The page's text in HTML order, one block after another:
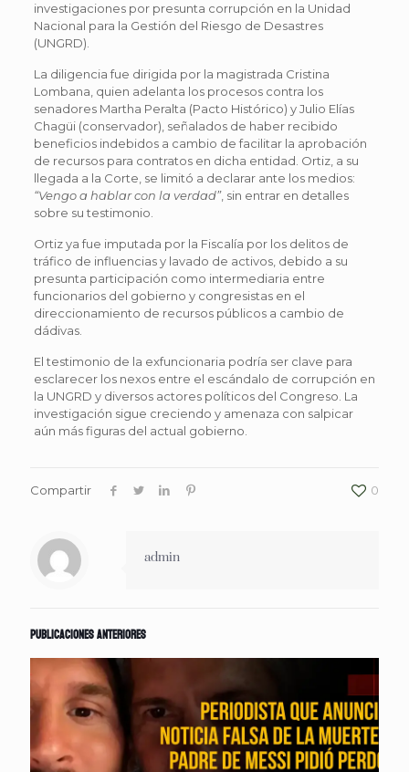
investigaciones por presunta corrupción en la Unidad
Nacional para la Gestión del Riesgo de Desastres
(UNGRD).
La diligencia fue dirigida por la magistrada Cristina
Lombana, quien adelanta los procesos contra los
senadores Martha Peralta (Pacto Histórico) y Julio Elías
Chagüi (conservador), señalados de haber recibido
beneficios indebidos a cambio de facilitar la aprobación
de recursos para contratos en dicha entidad. Ortiz, a su
llegada a la Corte, se limitó a declarar ante los medios:
“Vengo a hablar con la verdad”, sin entrar en detalles
sobre su testimonio.
Ortiz ya fue imputada por la Fiscalía por los delitos de
tráfico de influencias y lavado de activos, debido a su
presunta participación como intermediaria entre
funcionarios del gobierno y congresistas en el
direccionamiento de recursos públicos a cambio de
dádivas.
El testimonio de la exfuncionaria podría ser clave para
esclarecer los nexos entre el escándalo de corrupción en
la UNGRD y diversos actores políticos del Congreso. La
investigación sigue creciendo y amenaza con salpicar
aún más figuras del actual gobierno.
Compartir 0
admin
Publicaciones anteriores